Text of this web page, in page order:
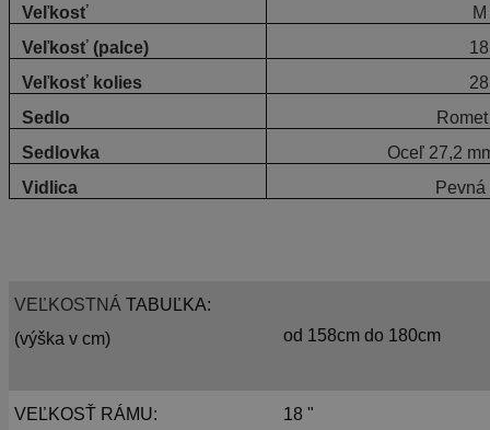
Veľkosť
M
Veľkosť (palce)
18
Veľkosť kolies
28
Sedlo
Sedlovka
Oceľ 27,2
Vidlica
VEĽKOSTNÁ TABUĽKA:
(výška v cm)
od 158cm do 180cm
VEĽKOSŤ RÁMU: 18 "